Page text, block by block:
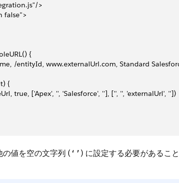
>
false">
{
/entityId, www.externalUrl.com, Standard
{
['Apex', '', 'Salesforce', ''], ['', '', 'externalUrl', ''])
値を空の文字列 ( ‘’ ) に設定する必要があるこ